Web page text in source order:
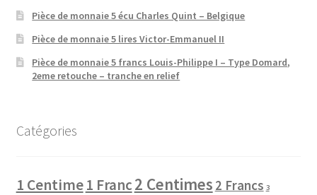
Pièce de monnaie 5 écu Charles Quint – Belgique
Pièce de monnaie 5 lires Victor-Emmanuel II
Pièce de monnaie 5 francs Louis-Philippe I – Type Domard,
2eme retouche – tranche en relief
Catégories
1 Centime1 Franc2 Centimes 2 Francs 3